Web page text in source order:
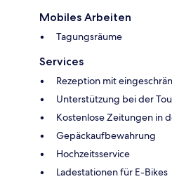
Mobiles Arbeiten
Tagungsräume
Services
Rezeption mit
Unterstützung bei der
Kostenlose Zeitungen in
Gepäckaufbewahrung
Hochzeitsservice
Ladestationen für E-Bikes